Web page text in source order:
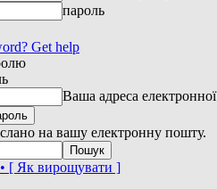
пароль
Get help
Ваша адреса
на вашу електронну пошту.
[ Як вирощувати ]